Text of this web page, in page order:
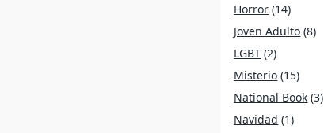
Horror (14)
Joven Adulto (8)
LGBT (2)
Misterio (15)
National Book (3)
Navidad (1)